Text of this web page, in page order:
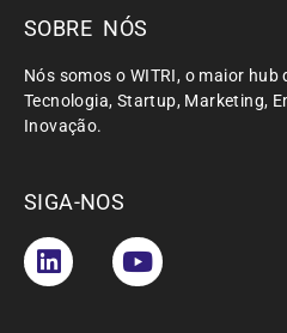
SOBRE NÓS
Nós somos o WITRI, o maior
Tecnologia, Startup, Marketing,
Inovação.
SIGA-NOS